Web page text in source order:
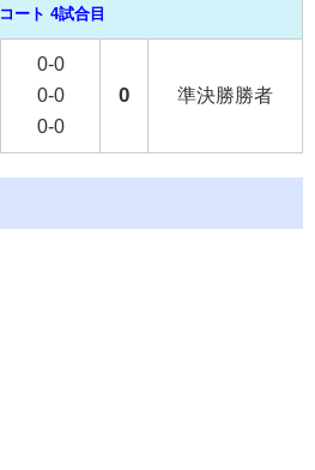
ート 4試合目
0-0
0-0
0-0
0 準決勝勝者